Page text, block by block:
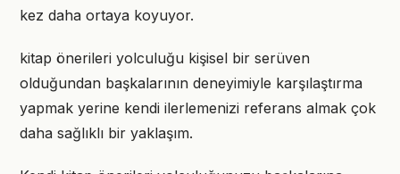
kez daha ortaya koyuyor.
kitap önerileri yolculuğu kişisel bir serüven
olduğundan başkalarının deneyimiyle karşılaştırma
yapmak yerine kendi ilerlemenizi referans almak çok
daha sağlıklı bir yaklaşım.